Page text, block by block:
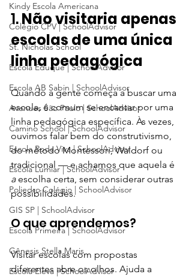
Kindy Escola Americana
Colégio CPV | SchoolAdvisor
St. Nicholas School
Escola Eduque | SchoolAdvisor
Escola AB Sabin | SchoolAdvisor
Avenues São Paulo | SchoolAdvisor
Camino School | SchoolAdvisor
Escola Roda Viva | SchoolAdvisor
Escola Lumiar | SchoolAdvisor
Poliedro Colégio | SchoolAdvisor
GIS SP | SchoolAdvisor
Escola Primeira | SchoolAdvisor
Gênesis Stella Maris
Escola Eleva | SchoolAdvisor
1. Não visitaria apenas
escolas de uma única
linha pedagógica
Quando a gente começa a buscar uma
escola, é comum se encantar por uma
linha pedagógica específica. Às vezes,
ouvimos falar bem do construtivismo,
do método Montessori, Waldorf ou
tradicional — e achamos que aquela é
a escolha certa, sem considerar outras
possibilidades.
O que aprendemos?
Visitar escolas com propostas
diferentes abre os olhos. Ajuda a